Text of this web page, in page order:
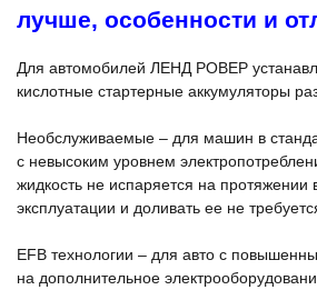
лучше, особенности и
Для автомобилей ЛЕНД РОВЕР
кислотные стартерные аккумуляторы
Необслуживаемые – для машин в
с невысоким уровнем
жидкость не испаряется на протяжении
эксплуатации и доливать ее не
EFB технологии – для авто с
на дополнительное